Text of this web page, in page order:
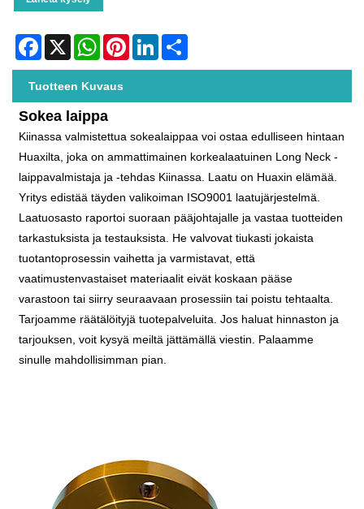
Facebook
X WhatsAppPinterestLinkedIn
Tuotteen Kuvaus
Sokea laippa
Kiinassa valmistettua sokealaippaa voi ostaa edulliseen hintaan
Huaxilta, joka on ammattimainen korkealaatuinen Long Neck -
laippavalmistaja ja -tehdas Kiinassa. Laatu on Huaxin elämää.
Yritys edistää täyden valikoiman ISO9001 laatujärjestelmä.
Laatuosasto raportoi suoraan pääjohtajalle ja vastaa tuotteiden
tarkastuksista ja testauksista. He valvovat tiukasti jokaista
tuotantoprosessin vaihetta ja varmistavat, että
vaatimustenvastaiset materiaalit eivät koskaan pääse
varastoon tai siirry seuraavaan prosessiin tai poistu tehtaalta.
Tarjoamme räätälöityjä tuotepalveluita. Jos haluat hinnaston ja
tarjouksen, voit kysyä meiltä jättämällä viestin. Palaamme
sinulle mahdollisimman pian.